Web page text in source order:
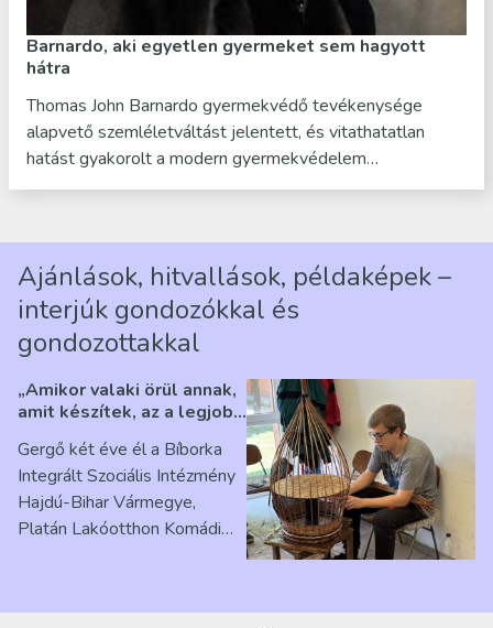
Barnardo, aki egyetlen gyermeket sem hagyott
hátra
Thomas John Barnardo gyermekvédő tevékenysége
alapvető szemléletváltást jelentett, és vitathatatlan
hatást gyakorolt a modern gyermekvédelem…
Ajánlások, hitvallások, példaképek –
interjúk gondozókkal és
gondozottakkal
„Amikor valaki örül annak,
amit készítek, az a legjobb
Ribárszky Gergő ellátottal
Gergő két éve él a Bíborka
Integrált Szociális Intézmény
Hajdú-Bihar Vármegye,
Platán Lakóotthon Komádi